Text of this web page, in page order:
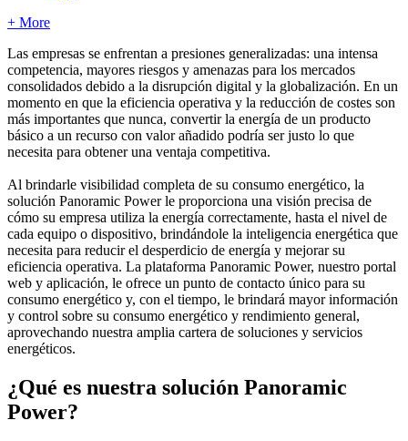
+ More
Las empresas se enfrentan a presiones generalizadas: una intensa
competencia, mayores riesgos y amenazas para los mercados
consolidados debido a la disrupción digital y la globalización. En un
momento en que la eficiencia operativa y la reducción de costes son
más importantes que nunca, convertir la energía de un producto
básico a un recurso con valor añadido podría ser justo lo que
necesita para obtener una ventaja competitiva.
Al brindarle visibilidad completa de su consumo energético, la
solución Panoramic Power le proporciona una visión precisa de
cómo su empresa utiliza la energía correctamente, hasta el nivel de
cada equipo o dispositivo, brindándole la inteligencia energética que
necesita para reducir el desperdicio de energía y mejorar su
eficiencia operativa. La plataforma Panoramic Power, nuestro portal
web y aplicación, le ofrece un punto de contacto único para su
consumo energético y, con el tiempo, le brindará mayor información
y control sobre su consumo energético y rendimiento general,
aprovechando nuestra amplia cartera de soluciones y servicios
energéticos.
¿Qué es nuestra solución Panoramic
Power?